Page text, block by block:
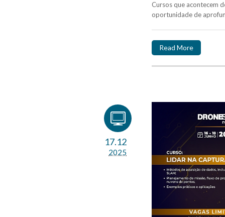
Cursos que acontecem
oportunidade de
Read More
17.12
2025